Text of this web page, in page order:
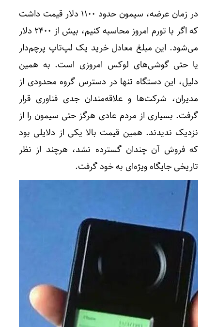
در زمان عرضه، سیمون حدود ۱۱۰۰ دلار قیمت داشت
که اگر با تورم امروز محاسبه کنیم، بیش از ۲۴۰۰ دلار
می‌شود. این مبلغ معادل خرید یک لپ‌تاپ پرچم‌دار
یا حتی گوشی‌های لوکس امروزی است. به همین
دلیل، این دستگاه تنها در دسترس گروه محدودی از
مدیران، شرکت‌ها و علاقه‌مندان جدی فناوری قرار
گرفت. بسیاری از مردم عادی هرگز حتی سیمون را از
نزدیک ندیدند. همین قیمت بالا یکی از دلایلی بود
که فروش آن چندان گسترده نشد، هرچند از نظر
تاریخی جایگاه ویژه‌ای به خود گرفت.